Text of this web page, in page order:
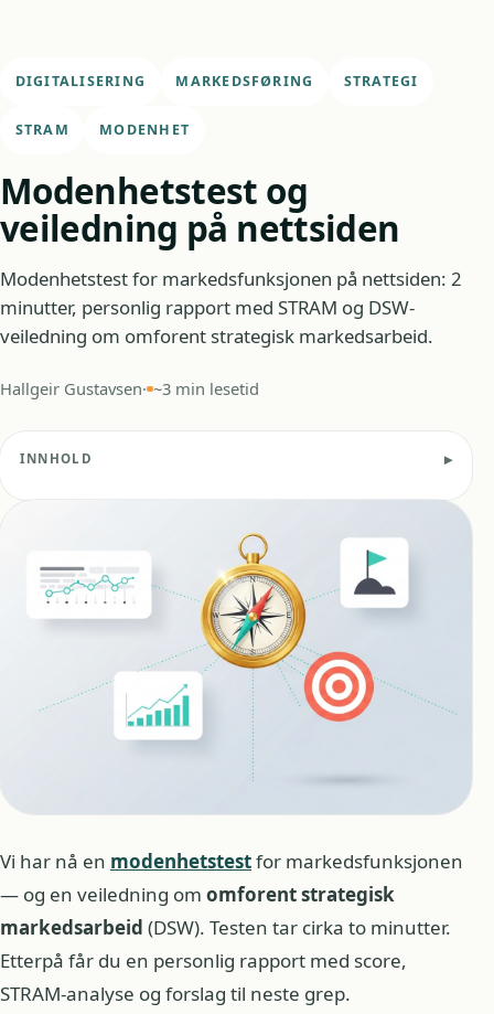
DIGITALISERING MARKEDSFØRING STRATEGI
STRAM MODENHET
Modenhetstest og
veiledning på nettsiden
Modenhetstest for markedsfunksjonen på nettsiden: 2
minutter, personlig rapport med STRAM og DSW-
veiledning om omforent strategisk markedsarbeid.
Hallgeir Gustavsen· ~3 min lesetid
Vi har nå en modenhetstestfor markedsfunksjonen
— og en veiledning om omforent strategisk
markedsarbeid (DSW). Testen tar cirka to minutter.
Etterpå får du en personlig rapport med score,
STRAM-analyse og forslag til neste grep.
INNHOLD